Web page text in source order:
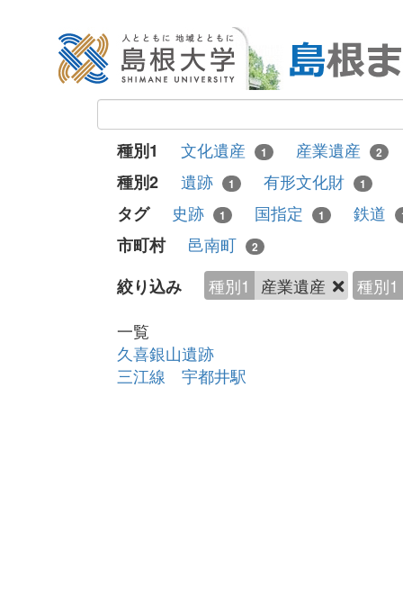
種別1 文化遺産 1 産業遺産 2
種別2 遺跡 1 有形文化財 1
タグ 史跡 1 国指定 1 鉄道
市町村 邑南町 2
絞り込み 種別1 産業遺産
種別1
一覧
久喜銀山遺跡
三江線 宇都井駅